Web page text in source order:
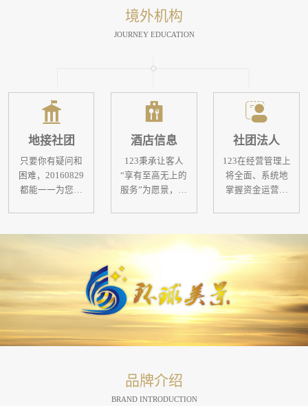
境外机构
JOURNEY EDUCATION
地接社团
只要你有疑问和
困难，20160829
都能一一为您解
酒店信息
123秉承让客人
“享有至高无上的
服务”为愿景，集
的核心需求出
发，在产品及服
不断整合创新，
致力于向客人提
供环保、健康、
便捷、舒适的优
质产品；致力于
超过2400万123会
的会员服务。
社团法人
123在经营管理上
将全面、系统地
掌握资金运营流
算，将资金利用
进、真诚、协
作、高效、优质
的经营准则为基
础来进行公司的
团队建设工作；
坚持人才培养的
理念，努力打造
品牌介绍
BRAND INTRODUCTION